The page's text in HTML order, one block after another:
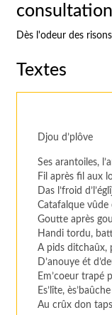
consultation
Dès l'odeur des
Textes
Djou d’plôve
Ses arantoiles,
Fil après fil aux
Das l’froid
Catafalque vûde
Goutte après
Handi tordu,
A pids ditchaûx,
D’anouye ét
Em’coeur trapé
Es’lîte,
Au crûx don